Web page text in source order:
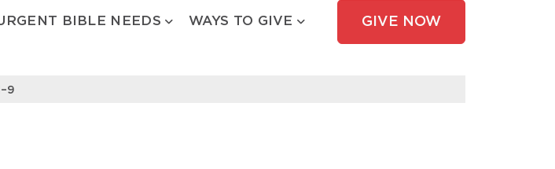
BIBLE NEEDS WAYS TO GIVE GIVE NOW